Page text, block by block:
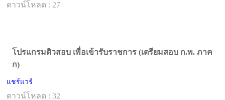
ดาวน์โหลด : 27
โปรแกรมติวสอบ เพื่อเข้ารับราชการ (เตรียมสอบ ก.พ. ภาค
ก)
แชร์แวร์
ดาวน์โหลด : 32